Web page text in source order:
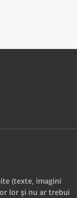
(texte, imagini
lor și nu ar trebui